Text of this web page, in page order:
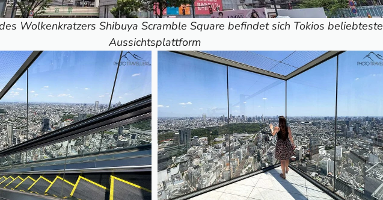
Wolkenkratzers Shibuya Scramble Square befindet sich Tokios beliebteste
Aussichtsplattform